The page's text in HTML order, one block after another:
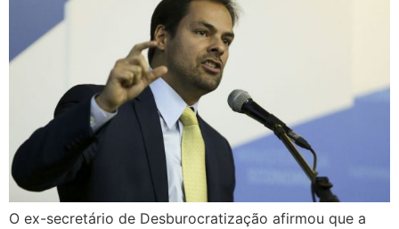
O ex-secretário de Desburocratização afirmou que a